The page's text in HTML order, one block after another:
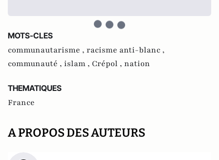
MOTS-CLES
communautarisme , racisme anti-blanc ,
communauté , islam , Crépol , nation
THEMATIQUES
France
A PROPOS DES AUTEURS